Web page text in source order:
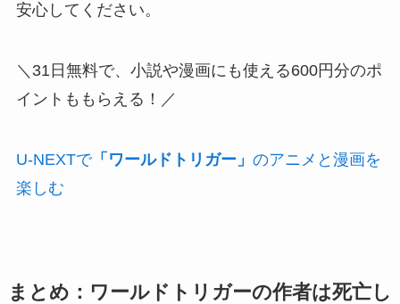
安心してください。
＼31日無料で、小説や漫画にも使える600円分のポ
イントももらえる！／
U-NEXTで「ワールドトリガー」 のアニメと漫画を
楽しむ
まとめ：ワールドトリガーの作者は死亡し